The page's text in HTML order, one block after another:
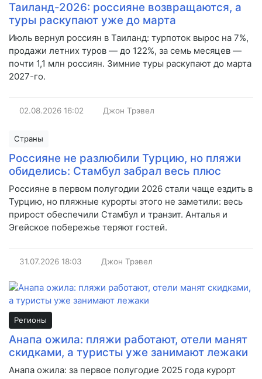
Таиланд-2026: россияне возвращаются, а
туры раскупают уже до марта
Июль вернул россиян в Таиланд: турпоток вырос на 7%,
продажи летних туров — до 122%, за семь месяцев —
почти 1,1 млн россиян. Зимние туры раскупают до марта
2027-го.
02.08.2026 16:02 Джон Трэвел
Страны
Россияне не разлюбили Турцию, но пляжи
обиделись: Стамбул забрал весь плюс
Россияне в первом полугодии 2026 стали чаще ездить в
Турцию, но пляжные курорты этого не заметили: весь
прирост обеспечили Стамбул и транзит. Анталья и
Эгейское побережье теряют гостей.
31.07.2026 18:03 Джон Трэвел
Регионы
Анапа ожила: пляжи работают, отели манят
скидками, а туристы уже занимают лежаки
Анапа ожила: за первое полугодие 2025 года курорт